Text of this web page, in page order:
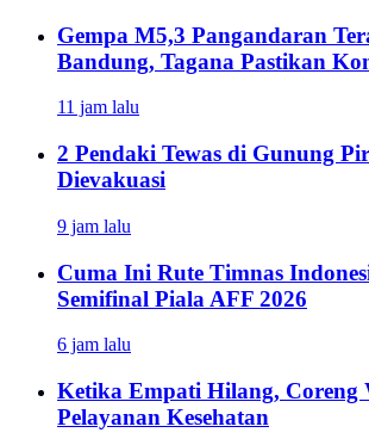
Gempa M5,3 Pangandaran
Bandung, Tagana Pastikan
11 jam lalu
2 Pendaki Tewas di Gunung
Dievakuasi
9 jam lalu
Cuma Ini Rute Timnas
Semifinal Piala AFF 2026
6 jam lalu
Ketika Empati Hilang, Coreng
Pelayanan Kesehatan